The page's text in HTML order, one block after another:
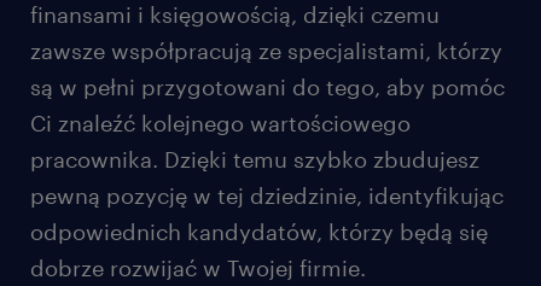
finansami i księgowością, dzięki czemu
zawsze współpracują ze specjalistami, którzy
są w pełni przygotowani do tego, aby pomóc
Ci znaleźć kolejnego wartościowego
pracownika. Dzięki temu szybko zbudujesz
pewną pozycję w tej dziedzinie, identyfikując
odpowiednich kandydatów, którzy będą się
dobrze rozwijać w Twojej firmie.